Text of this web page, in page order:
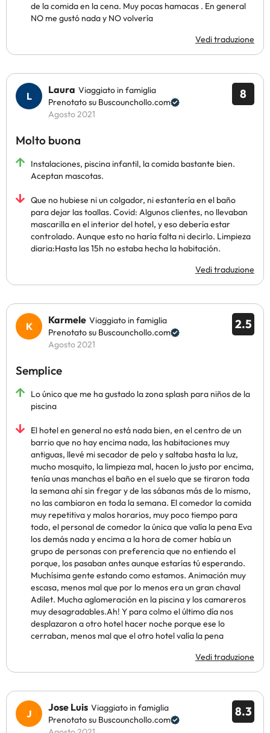
de la comida en la cena. Muy pocas hamacas . En general
NO me gustó nada y NO volvería
Vedi traduzione
8
Laura Viaggiato in famiglia
Prenotato su Buscounchollo.com
Agosto 2021
Molto buona
Instalaciones, piscina infantil, la comida bastante bien.
Aceptan mascotas.
Que no hubiese ni un colgador, ni estantería en el baño
para dejar las toallas. Covid: Algunos clientes, no llevaban
mascarilla en el interior del hotel, y eso debería estar
controlado. Aunque esto no haría falta ni decirlo. Limpieza
diaria:Hasta las 15h no estaba hecha la habitación.
Vedi traduzione
2.5
Karmele Viaggiato in famiglia
Prenotato su Buscounchollo.com
Agosto 2021
Semplice
Lo único que me ha gustado la zona splash para niños de la
piscina
El hotel en general no está nada bien, en el centro de un
barrio que no hay encima nada, las habitaciones muy
antiguas, llevé mi secador de pelo y saltaba hasta la luz,
mucho mosquito, la limpieza mal, hacen lo justo por encima,
tenía unas manchas el baño en el suelo que se tiraron toda
la semana ahí sin fregar y de las sábanas más de lo mismo,
no las cambiaron en toda la semana. El comedor la comida
muy repetitiva y malos horarios, muy poco tiempo para
todo, el personal de comedor la única que valía la pena Eva
los demás nada y encima a la hora de comer había un
grupo de personas con preferencia que no entiendo el
porque, los pasaban antes aunque estarías tú esperando.
Muchísima gente estando como estamos. Animación muy
escasa, menos mal que por lo menos era un gran chaval
Adilet. Mucha aglomeración en la piscina y los camareros
muy desagradables.Ah! Y para colmo el último día nos
desplazaron a otro hotel hacer noche porque ese lo
cerraban, menos mal que el otro hotel valía la pena
Vedi traduzione
8.3
Jose Luis Viaggiato in famiglia
Prenotato su Buscounchollo.com